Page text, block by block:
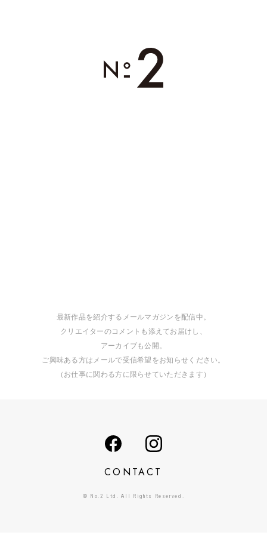
最新作品を紹介するメールマガジンを配信中。
クリエイターのコメントも添えてお届けし、
アーカイブも公開。
ご興味ある方はメールで受信希望をお知らせください。
（お仕事に関わる方に限らせていただきます）
CONTACT
© No.2 Ltd. All Rights Reserved.